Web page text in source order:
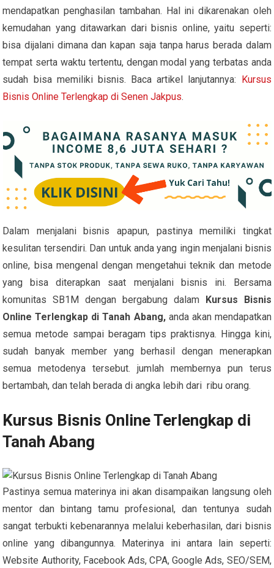
mendapatkan penghasilan tambahan. Hal ini dikarenakan oleh
kemudahan yang ditawarkan dari bisnis online, yaitu seperti:
bisa dijalani dimana dan kapan saja tanpa harus berada dalam
tempat serta waktu tertentu, dengan modal yang terbatas anda
sudah bisa memiliki bisnis. Baca artikel lanjutannya: Kursus
Bisnis Online Terlengkap di Senen Jakpus.
Dalam menjalani bisnis apapun, pastinya memiliki tingkat
kesulitan tersendiri. Dan untuk anda yang ingin menjalani bisnis
online, bisa mengenal dengan mengetahui teknik dan metode
yang bisa diterapkan saat menjalani bisnis ini. Bersama
komunitas SB1M dengan bergabung dalam Kursus Bisnis
Online Terlengkap di Tanah Abang, anda akan mendapatkan
semua metode sampai beragam tips praktisnya. Hingga kini,
sudah banyak member yang berhasil dengan menerapkan
semua metodenya tersebut. jumlah membernya pun terus
bertambah, dan telah berada di angka lebih dari ribu orang.
Kursus Bisnis Online Terlengkap di
Tanah Abang
Pastinya semua materinya ini akan disampaikan langsung oleh
mentor dan bintang tamu profesional, dan tentunya sudah
sangat terbukti kebenarannya melalui keberhasilan, dari bisnis
online yang dibangunnya. Materinya ini antara lain seperti:
Website Authority, Facebook Ads, CPA, Google Ads, SEO/SEM,